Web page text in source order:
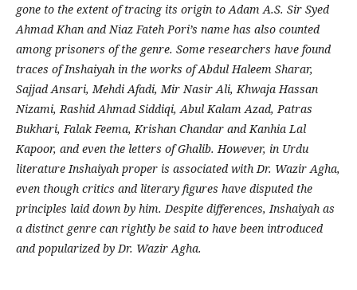
gone to the extent of tracing its origin to Adam A.S. Sir Syed
Ahmad Khan and Niaz Fateh Pori’s name has also counted
among prisoners of the genre. Some researchers have found
traces of Inshaiyah in the works of Abdul Haleem Sharar,
Sajjad Ansari, Mehdi Afadi, Mir Nasir Ali, Khwaja Hassan
Nizami, Rashid Ahmad Siddiqi, Abul Kalam Azad, Patras
Bukhari, Falak Feema, Krishan Chandar and Kanhia Lal
Kapoor, and even the letters of Ghalib. However, in Urdu
literature Inshaiyah proper is associated with Dr. Wazir Agha,
even though critics and literary figures have disputed the
principles laid down by him. Despite differences, Inshaiyah as
a distinct genre can rightly be said to have been introduced
and popularized by Dr. Wazir Agha.